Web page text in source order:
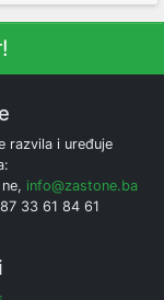
razvila i uređuje
info@zastone.ba
33 61 84 61